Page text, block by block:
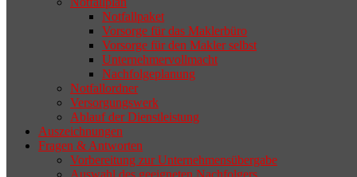
Notfallpaket
Vorsorge für das Maklerbüro
Vorsorge für den Makler selbst
Unternehmervollmacht
Nachfolgeplanung
Notfallordner
Versorgungswerk
Ablauf der Dienstleistung
Auszeichnungen
Fragen & Antworten
Vorbereitung zur Unternehmensübergabe
Auswahl des geeigneten Nachfolgers